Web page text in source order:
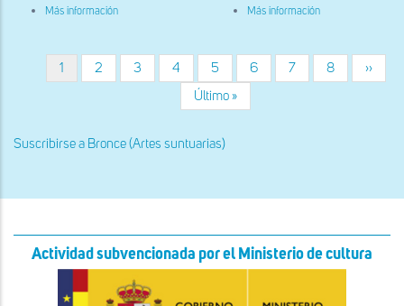
Más información
detalle
Más información
detalle
del
Paginación
Página
actual
1 Página
2 Página
3 Página
4 Página
5 Página
6 Página
7 Página
8
página
››
Última
página
Último »
Suscribirse a Bronce (Artes suntuarias)
Actividad subvencionada por el Ministerio de cultura